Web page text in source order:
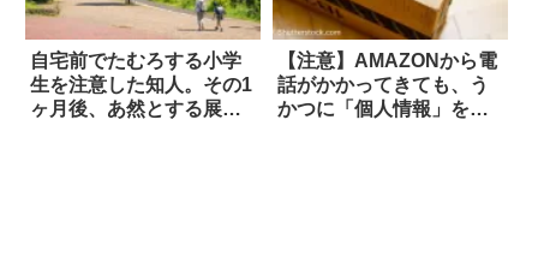
自宅前でたむろする小学
生を注意した知人。その1
ヶ月後、あ然とする展開
【注意】AMAZONから電
話がかかってきても、う
かつに「個人情報」を教